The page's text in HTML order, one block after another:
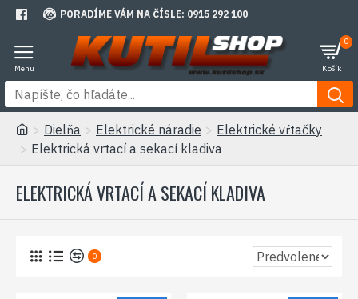
PORADÍME VÁM NA ČÍSLE: 0915 292 100
0
Dielňa Elektrické náradie
Elektrické vŕtačky
Elektrická vrtací a sekací kladiva
ELEKTRICKÁ VRTACÍ A SEKACÍ KLADIVA
0